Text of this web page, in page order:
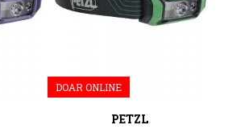
DOAR ONLINE
PETZL